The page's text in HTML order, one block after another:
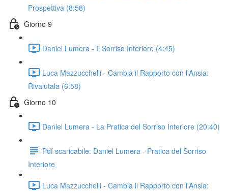
Prospettiva (8:58)
Giorno 9
Daniel Lumera - Il Sorriso Interiore (4:45)
Luca Mazzucchelli - Cambia il Rapporto con l'Ansia:
Rivalutala (6:58)
Giorno 10
Daniel Lumera - La Pratica del Sorriso Interiore (20:40)
Pdf scaricabile: Daniel Lumera - Pratica del Sorriso
Interiore
Luca Mazzucchelli - Cambia il Rapporto con l'Ansia: